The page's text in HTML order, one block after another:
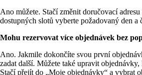
Ano můžete. Stačí změnit doručovací
dostupných slotů vyberte požadovaný den a
Mohu rezervovat více objednávek bez
Ano. Jakmile dokončíte svou první
zadat další. Můžete také upravit
Stačí přejít do „Moje objednávky“ a vybrat